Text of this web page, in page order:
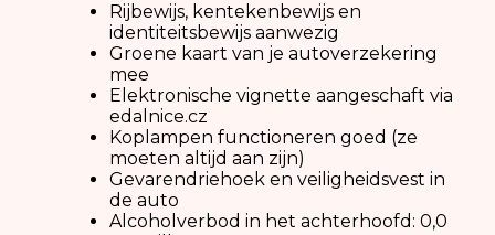
Rijbewijs, kentekenbewijs en
identiteitsbewijs aanwezig
Groene kaart van je autoverzekering
mee
Elektronische vignette aangeschaft via
edalnice.cz
Koplampen functioneren goed (ze
moeten altijd aan zijn)
Gevarendriehoek en veiligheidsvest in
de auto
Alcoholverbod in het achterhoofd: 0,0